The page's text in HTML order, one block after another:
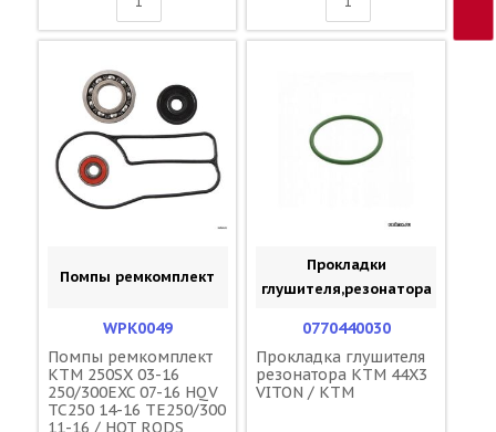
Помпы ремкомплект
WPK0049
Помпы ремкомплект
KTM 250SX 03-16
250/300EXC 07-16 HQV
TC250 14-16 TE250/300
11-16 / HOT RODS
Прокладки
глушителя,резонатора
0770440030
Прокладка глушителя
резонатора KTM 44X3
VITON / KTM